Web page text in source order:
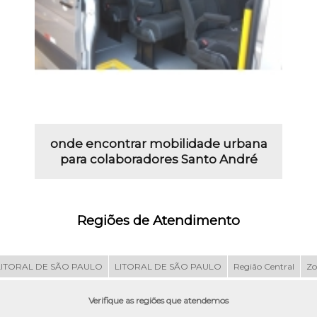
onde encontrar mobilidade urbana
para colaboradores Santo André
Regiões de Atendimento
DE SÃO PAULO LITORAL DE SÃO PAULO Região Central
Verifique as regiões que atendemos